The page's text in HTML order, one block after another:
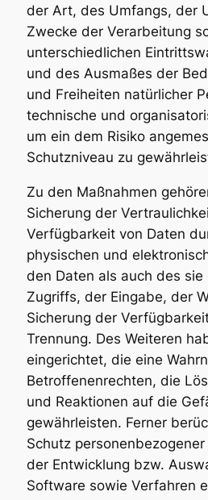
der Art, des Umfangs, der
Zwecke der Verarbeitung
unterschiedlichen
und des Ausmaßes der
und Freiheiten natürlicher
technische und
um ein dem Risiko
Schutzniveau zu
Zu den Maßnahmen
Sicherung der
Verfügbarkeit von Daten
physischen und
den Daten als auch des
Zugriffs, der Eingabe, der
Sicherung der
Trennung. Des Weiteren
eingerichtet, die eine
Betroffenenrechten, die
und Reaktionen auf die
gewährleisten. Ferner
Schutz
der Entwicklung bzw.
Software sowie Verfahren